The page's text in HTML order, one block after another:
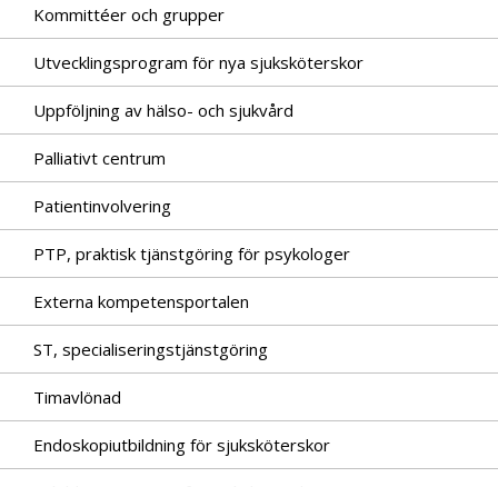
Kommittéer och grupper
Utvecklingsprogram för nya sjuksköterskor
Uppföljning av hälso- och sjukvård
Palliativt centrum
Patientinvolvering
PTP, praktisk tjänstgöring för psykologer
Externa kompetensportalen
ST, specialiseringstjänstgöring
Timavlönad
Endoskopiutbildning för sjuksköterskor